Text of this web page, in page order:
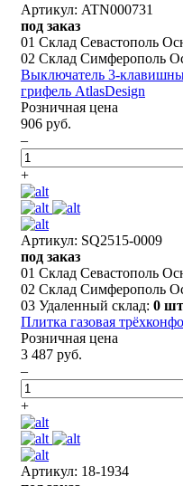
Артикул: ATN000731
под заказ
01 Склад Севастополь
02 Склад Симферополь
Выключатель 3-
грифель AtlasDesign
Розничная цена
906 руб.
–
+
Артикул: SQ2515-0009
под заказ
01 Склад Севастополь
02 Склад Симферополь
03 Удаленный склад: 0 шт
Плитка газовая
Розничная цена
3 487 руб.
–
+
Артикул: 18-1934